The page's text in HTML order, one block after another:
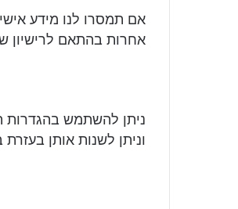
אם תמסרו לנו מידע
אחרות בהתאם לרישיון
ניתן להשתמש
וניתן לשנות אותן